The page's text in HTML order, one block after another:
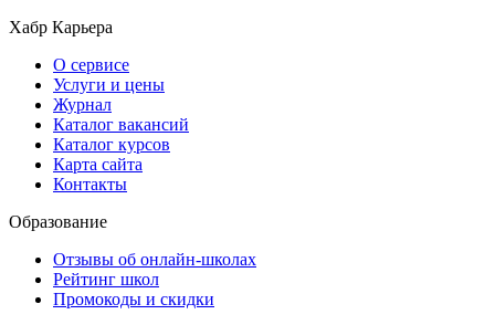
Хабр Карьера
О сервисе
Услуги и цены
Журнал
Каталог вакансий
Каталог курсов
Карта сайта
Контакты
Образование
Отзывы об онлайн-школах
Рейтинг школ
Промокоды и скидки